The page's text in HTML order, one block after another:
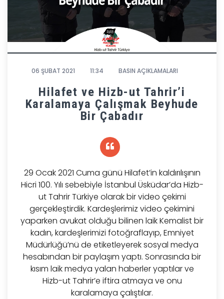
06 ŞUBAT 2021 11:34 BASIN AÇIKLAMALARI
Hilafet ve Hizb-ut Tahrir’i
Karalamaya Çalışmak Beyhude
Bir Çabadır
29 Ocak 2021 Cuma günü Hilafet’in kaldırılışının
Hicri 100. Yılı sebebiyle İstanbul Üsküdar’da Hizb-
ut Tahrir Türkiye olarak bir video çekimi
gerçekleştirdik. Kardeşlerimiz video çekimini
yaparken avukat olduğu bilinen laik Kemalist bir
kadın, kardeşlerimizi fotoğraflayıp, Emniyet
Müdürlüğü’nü de etiketleyerek sosyal medya
hesabından bir paylaşım yaptı. Sonrasında bir
kısım laik medya yalan haberler yaptılar ve
Hizb-ut Tahrir’e iftira atmaya ve onu
karalamaya çalıştılar.